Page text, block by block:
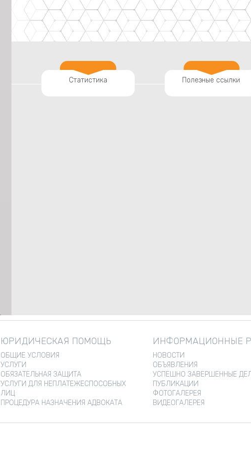
Статистика Полезные ссылки
ЮРИДИЧЕСКАЯ ПОМОЩЬ
ОБЩИЕ УСЛОВИЯ
УСЛУГИ
ОБЯЗАТЕЛЬНАЯ ЗАЩИТА
УСЛУГИ ДЛЯ НЕПЛАТЕЖЕСПОСОБНЫХ
ЛИЦ
ПРОЦЕДУРА НАЗНАЧЕНИЯ АДВОКАТА
ИНФОРМАЦИОННЫЕ
НОВОСТИ
ОБЪЯВЛЕНИЯ
УСПЕШНО ЗАВЕРШЕННЫЕ
ПУБЛИКАЦИИ
ФОТОГАЛЕРЕЯ
ВИДЕОГАЛЕРЕЯ